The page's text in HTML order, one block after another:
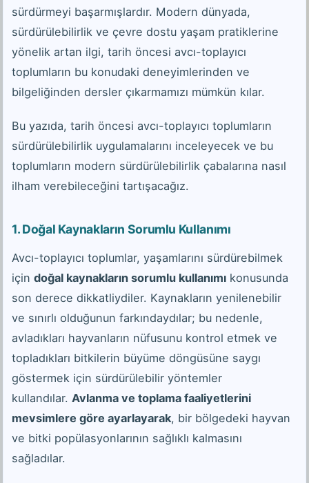
sürdürmeyi başarmışlardır. Modern dünyada,
sürdürülebilirlik ve çevre dostu yaşam pratiklerine
yönelik artan ilgi, tarih öncesi avcı-toplayıcı
toplumların bu konudaki deneyimlerinden ve
bilgeliğinden dersler çıkarmamızı mümkün kılar.
Bu yazıda, tarih öncesi avcı-toplayıcı toplumların
sürdürülebilirlik uygulamalarını inceleyecek ve bu
toplumların modern sürdürülebilirlik çabalarına nasıl
ilham verebileceğini tartışacağız.
1. Doğal Kaynakların Sorumlu Kullanımı
Avcı-toplayıcı toplumlar, yaşamlarını sürdürebilmek
için doğal kaynakların sorumlu kullanımı konusunda
son derece dikkatliydiler. Kaynakların yenilenebilir
ve sınırlı olduğunun farkındaydılar; bu nedenle,
avladıkları hayvanların nüfusunu kontrol etmek ve
topladıkları bitkilerin büyüme döngüsüne saygı
göstermek için sürdürülebilir yöntemler
kullandılar. Avlanma ve toplama faaliyetlerini
mevsimlere göre ayarlayarak, bir bölgedeki hayvan
ve bitki popülasyonlarının sağlıklı kalmasını
sağladılar.